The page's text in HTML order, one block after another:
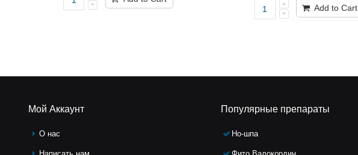
Add to Cart
Мой Аккаунт
О нас
Популярные препараты
Но-шпа